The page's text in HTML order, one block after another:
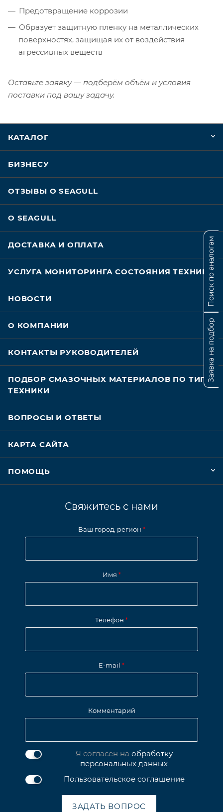
Предотвращение коррозии
Образует защитную пленку на металлических
поверхностях, защищая их от воздействия
агрессивных веществ
Оставьте заявку — подберём объём и условия
поставки под вашу задачу.
КАТАЛОГ
БИЗНЕСУ
ОТЗЫВЫ О SEAGULL
О SEAGULL
ДОСТАВКА И ОПЛАТА
УСЛУГА МОНИТОРИНГА СОСТОЯНИЯ ТЕХНИКИ
НОВОСТИ
О КОМПАНИИ
КОНТАКТЫ РУКОВОДИТЕЛЕЙ
ПОДБОР СМАЗОЧНЫХ МАТЕРИАЛОВ ПО ТИПУ
ТЕХНИКИ
ВОПРОСЫ И ОТВЕТЫ
КАРТА САЙТА
ПОМОЩЬ
Свяжитесь с нами
Ваш город, регион *
Имя *
Телефон *
E-mail *
Комментарий
Я согласен на обработку
персональных данных
Пользовательское соглашение
ЗАДАТЬ ВОПРОС
Заявка на подбор
Поиск по аналогам